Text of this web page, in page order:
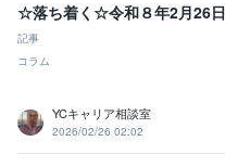
☆落ち着く☆令和８年2月26
記事
コラム
YCキャリア相談室
2026/02/26 02:02